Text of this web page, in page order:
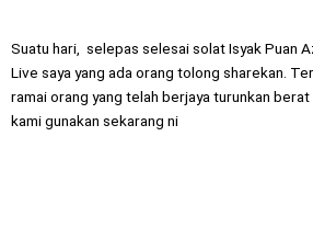
Suatu hari, selepas selesai solat Isyak Puan
Live saya yang ada orang tolong sharekan.
ramai orang yang telah berjaya turunkan
kami gunakan sekarang ni